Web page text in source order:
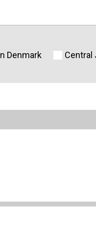
Denmark
Central